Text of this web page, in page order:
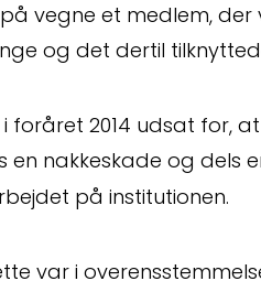
vegne et medlem, der
og det dertil
2014 udsat for,
nakkeskade og dels
på institutionen.
var i